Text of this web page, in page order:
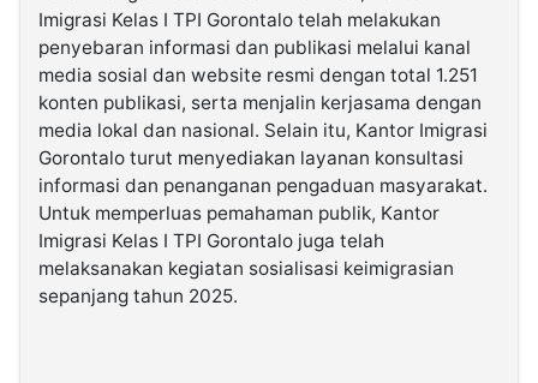
Imigrasi Kelas I TPI Gorontalo telah melakukan
penyebaran informasi dan publikasi melalui kanal
media sosial dan website resmi dengan total 1.251
konten publikasi, serta menjalin kerjasama dengan
media lokal dan nasional. Selain itu, Kantor Imigrasi
Gorontalo turut menyediakan layanan konsultasi
informasi dan penanganan pengaduan masyarakat.
Untuk memperluas pemahaman publik, Kantor
Imigrasi Kelas I TPI Gorontalo juga telah
melaksanakan kegiatan sosialisasi keimigrasian
sepanjang tahun 2025.